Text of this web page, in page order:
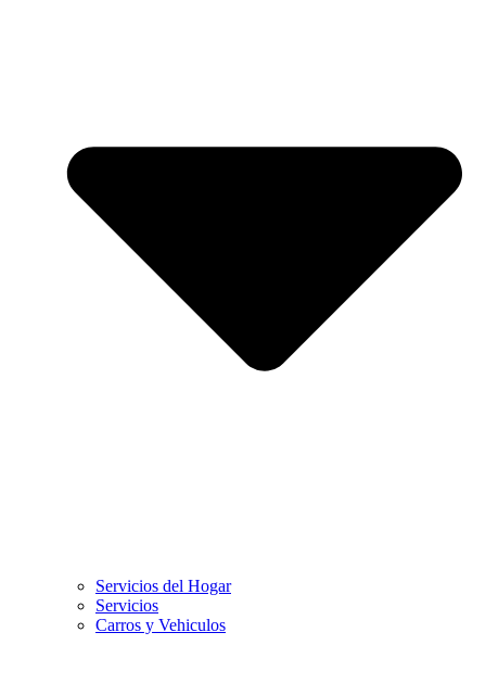
Servicios del Hogar
Servicios
Carros y Vehiculos